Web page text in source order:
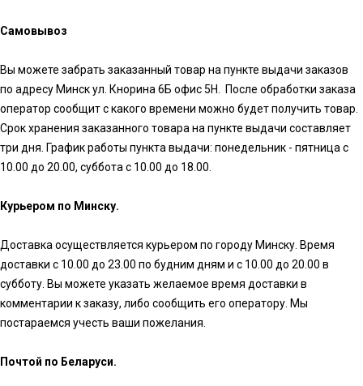
Самовывоз
Вы можете забрать заказанный товар на пункте выдачи заказов
по адресу Минск ул. Кнорина 6Б офис 5Н. После обработки заказа
оператор сообщит с какого времени можно будет получить товар.
Срок хранения заказанного товара на пункте выдачи составляет
три дня. График работы пункта выдачи: понедельник - пятница с
10.00 до 20.00, суббота с 10.00 до 18.00.
Курьером по Минску.
Доставка осуществляется курьером по городу Минску. Время
доставки с 10.00 до 23.00 по будним дням и с 10.00 до 20.00 в
субботу. Вы можете указать желаемое время доставки в
комментарии к заказу, либо сообщить его оператору. Мы
постараемся учесть ваши пожелания.
Почтой по Беларуси.